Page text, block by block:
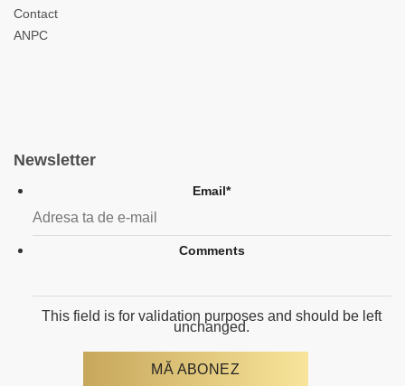
Contact
ANPC
Newsletter
Email*
Comments
This field is for validation purposes and should be left
unchanged.